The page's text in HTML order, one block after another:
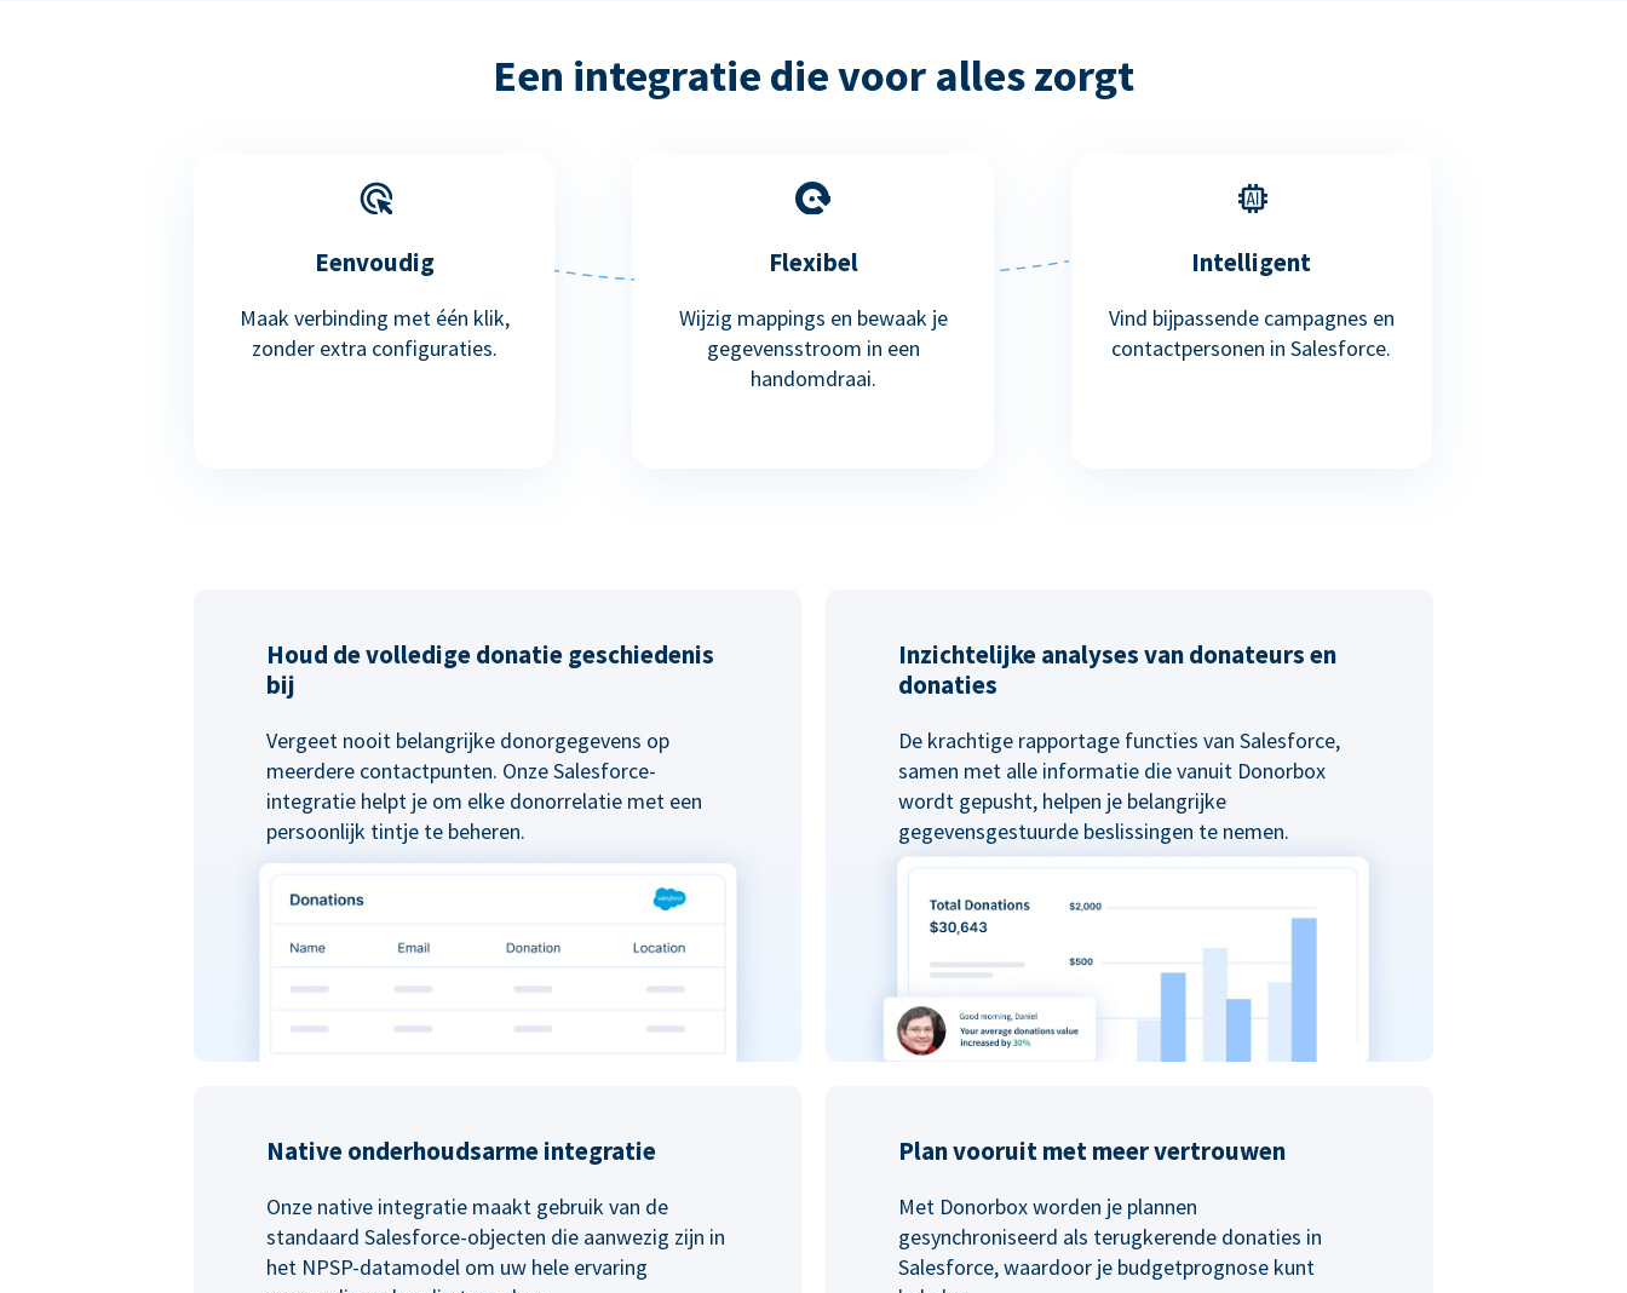
Een integratie die voor alles zorgt
Eenvoudig
Maak verbinding met één klik,
zonder extra configuraties.
Flexibel
Wijzig mappings en bewaak je
gegevensstroom in een
handomdraai.
Intelligent
Vind bijpassende campagnes en
contactpersonen in Salesforce.
Houd de volledige donatie geschiedenis
bij
Vergeet nooit belangrijke donorgegevens op
meerdere contactpunten. Onze Salesforce-
integratie helpt je om elke donorrelatie met een
persoonlijk tintje te beheren.
Inzichtelijke analyses van donateurs en
donaties
De krachtige rapportage functies van Salesforce,
samen met alle informatie die vanuit Donorbox
wordt gepusht, helpen je belangrijke
gegevensgestuurde beslissingen te nemen.
Native onderhoudsarme integratie
Onze native integratie maakt gebruik van de
standaard Salesforce-objecten die aanwezig zijn in
het NPSP-datamodel om uw hele ervaring
Plan vooruit met meer vertrouwen
Met Donorbox worden je plannen
gesynchroniseerd als terugkerende donaties in
Salesforce, waardoor je budgetprognose kunt